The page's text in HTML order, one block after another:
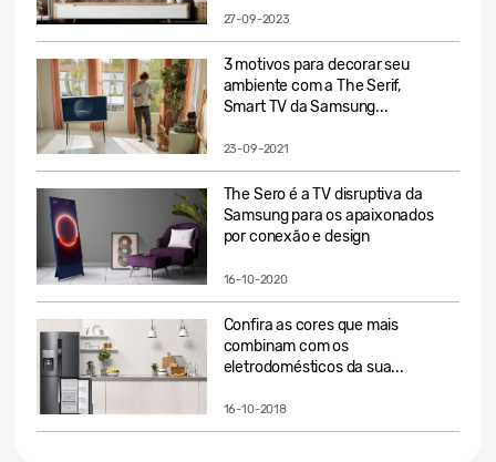
27-09-2023
3 motivos para decorar seu
ambiente com a The Serif,
Smart TV da Samsung...
23-09-2021
The Sero é a TV disruptiva da
Samsung para os apaixonados
por conexão e design
16-10-2020
Confira as cores que mais
combinam com os
eletrodomésticos da sua...
16-10-2018